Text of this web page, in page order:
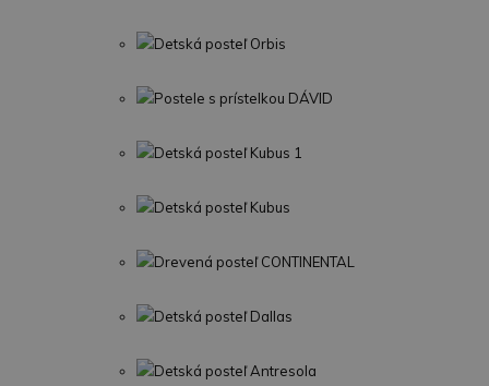
Detská posteľ Orbis
Postele s prístelkou DÁVID
Detská posteľ Kubus 1
Detská posteľ Kubus
Drevená posteľ CONTINENTAL
Detská posteľ Dallas
Detská posteľ Antresola